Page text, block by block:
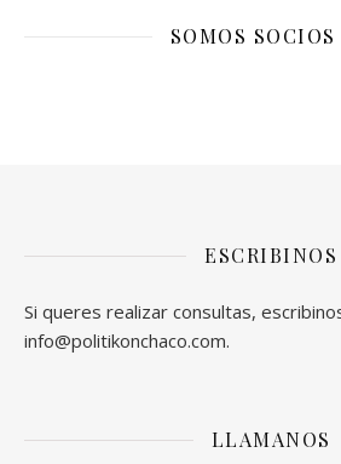
SOMOS SOCIOS
ESCRIBINOS
Si queres realizar consultas,
info@politikonchaco.com.
LLAMANOS